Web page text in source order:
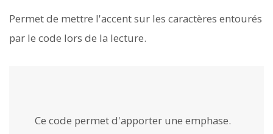
Permet de mettre l'accent sur les caractères entourés
par le code lors de la lecture.
Ce code permet d'apporter une emphase.